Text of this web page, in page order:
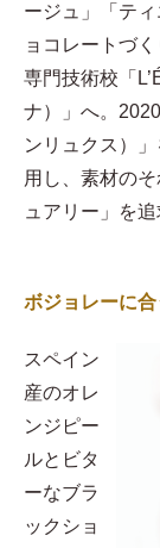
ージュ」「テ
ョコレートづ
専門技術校「
ナ）」へ。
ンリュクス）
用し、素材の
ュアリー」を追
ボジョレーに合
スペイン
産のオレ
ンジピー
ルとビタ
ーなブラ
ックショ